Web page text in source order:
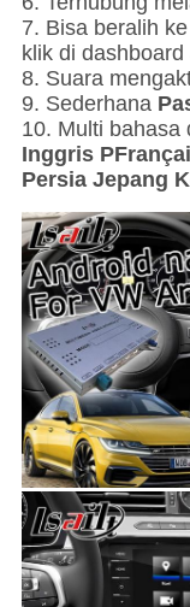
7. Bisa beralih
klik di dashboard
8. Suara
9. Sederhana
10. Multi bahasa
Inggris P
Persia Jepang